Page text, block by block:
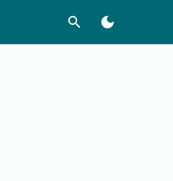
search dark_mode